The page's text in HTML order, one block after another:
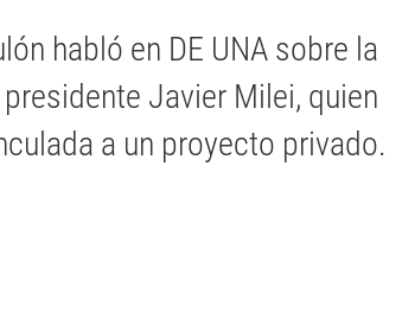
habló en DE UNA sobre la
Javier Milei, quien
a un proyecto privado.